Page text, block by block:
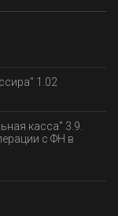
1.02
касса" 3.9.
с ФН в